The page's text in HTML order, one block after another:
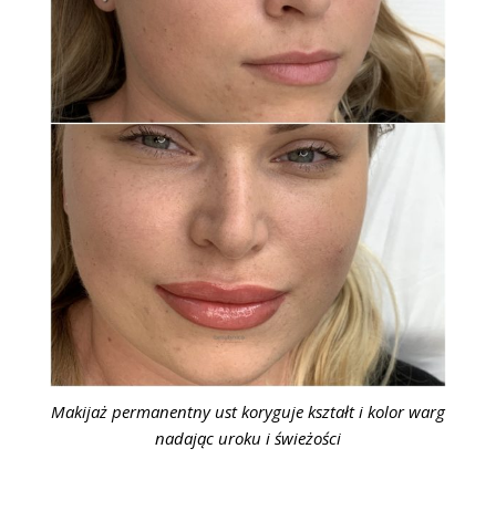
Makijaż permanentny ust koryguje kształt i kolor warg
nadając uroku i świeżości